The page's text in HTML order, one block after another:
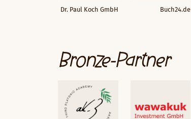
Dr. Paul Koch GmbH Buch24.de
Bronze-Partner